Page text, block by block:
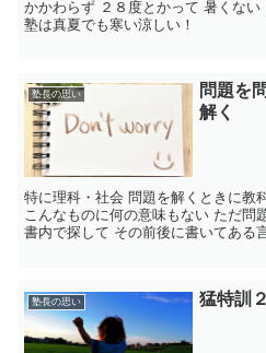
かかわらず ２８度とかって 暑くない
塾は真夏でも寒い涼しい！
塾長の思い
問題を
解く
特に理科・社会 問題を解くときに教
こんなものに何の意味もない ただ問
書内で探して その前後に書いてある
塾長の思い 猛特訓